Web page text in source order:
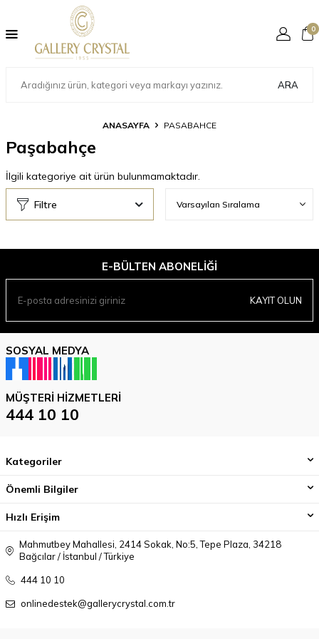
ARA
0
ANASAYFA PASABAHCE
Paşabahçe
İlgili kategoriye ait ürün bulunmamaktadır.
Filtre
E-BÜLTEN ABONELIĞI
KAYIT OLUN
SOSYAL MEDYA
MÜŞTERI HIZMETLERI
444 10 10
Kategoriler
Önemli Bilgiler
Hızlı Erişim
Mahmutbey Mahallesi, 2414 Sokak, No:5, Tepe Plaza, 34218
Bağcılar / İstanbul / Türkiye
444 10 10
onlinedestek@gallerycrystal.com.tr